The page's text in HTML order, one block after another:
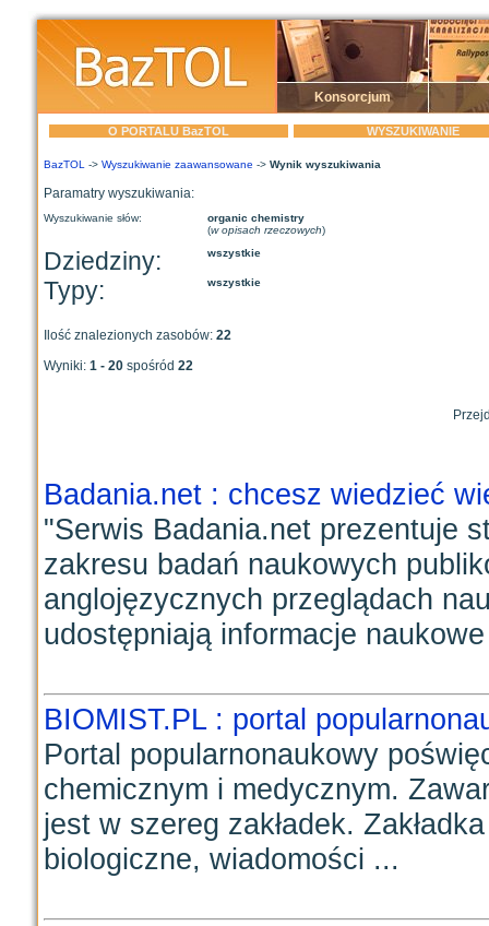
Konsorcjum
O PORTALU BazTOL WYSZUKIWANIE
BazTOL -> Wyszukiwanie zaawansowane -> Wynik wyszukiwania
Paramatry wyszukiwania:
Wyszukiwanie słów:
organic chemistry
(w opisach rzeczowych)
Dziedziny: wszystkie
Typy: wszystkie
Ilość znalezionych zasobów: 22
Wyniki: 1 - 20 spośród 22
Badania.net : chcesz wiedzieć
"Serwis Badania.net prezentuje
zakresu badań naukowych
anglojęzycznych przeglądach
udostępniają informacje
BIOMIST.PL : portal
Portal popularnonaukowy
chemicznym i medycznym.
jest w szereg zakładek.
biologiczne, wiadomości ...